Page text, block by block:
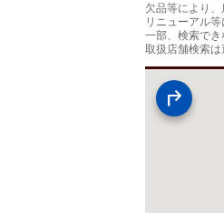
欠品等により
リニューアル
一部、検索で
取扱店舗検索